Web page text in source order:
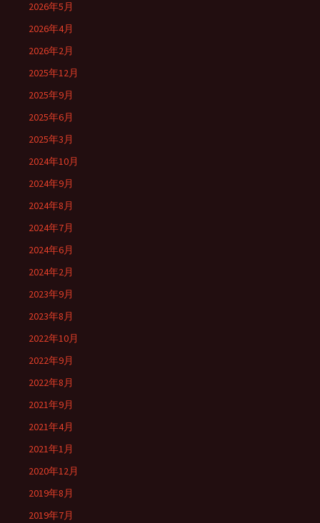
2026年5月
2026年4月
2026年2月
2025年12月
2025年9月
2025年6月
2025年3月
2024年10月
2024年9月
2024年8月
2024年7月
2024年6月
2024年2月
2023年9月
2023年8月
2022年10月
2022年9月
2022年8月
2021年9月
2021年4月
2021年1月
2020年12月
2019年8月
2019年7月